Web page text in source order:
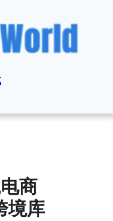
商
境库